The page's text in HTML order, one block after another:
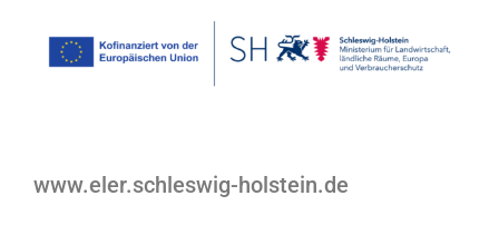
www.eler.schleswig-holstein.de